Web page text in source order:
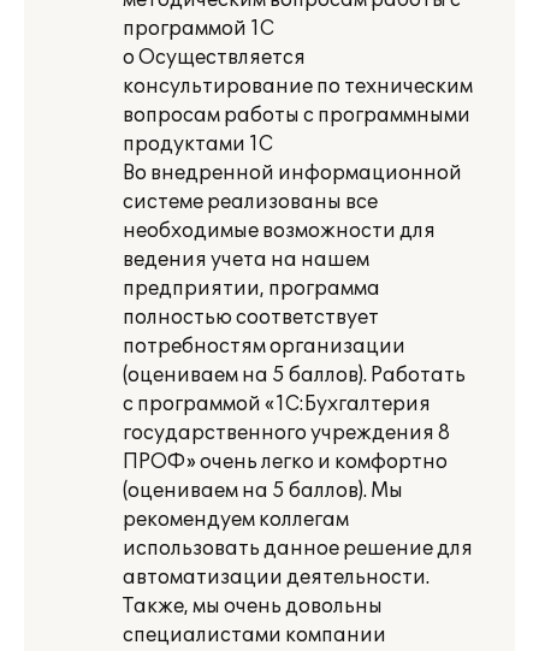
программой 1С
o Осуществляется
консультирование по техническим
вопросам работы с программными
продуктами 1С
Во внедренной информационной
системе реализованы все
необходимые возможности для
ведения учета на нашем
предприятии, программа
полностью соответствует
потребностям организации
(оцениваем на 5 баллов). Работать
с программой «1С:Бухгалтерия
государственного учреждения 8
ПРОФ» очень легко и комфортно
(оцениваем на 5 баллов). Мы
рекомендуем коллегам
использовать данное решение для
автоматизации деятельности.
Также, мы очень довольны
специалистами компании